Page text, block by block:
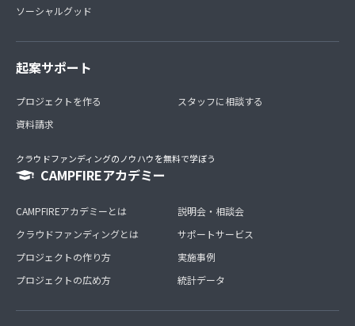
ソーシャルグッド
起案サポート
プロジェクトを作る
資料請求
スタッフに相談する
クラウドファンディングのノウハウを無料で学ぼう
CAMPFIREアカデミー
CAMPFIREアカデミーとは
クラウドファンディングとは
プロジェクトの作り方
プロジェクトの広め方
説明会・相談会
サポートサービス
実施事例
統計データ